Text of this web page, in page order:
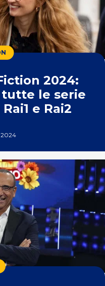
2024:
le serie
e Rai2
2024